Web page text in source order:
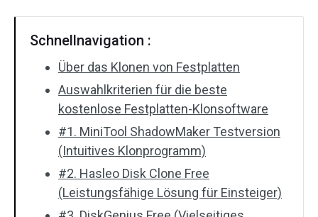
Schnellnavigation :
Über das Klonen von Festplatten
Auswahlkriterien für die beste
kostenlose Festplatten-Klonsoftware
#1. MiniTool ShadowMaker Testversion
(Intuitives Klonprogramm)
#2. Hasleo Disk Clone Free
(Leistungsfähige Lösung für Einsteiger)